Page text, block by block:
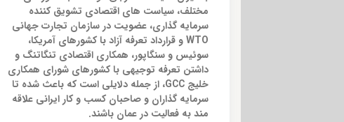
مختلف، سیاست های اقتصادی تشویق کننده
سرمایه گذاری، عضویت در سازمان تجارت جهانی
WTO و قرارداد تعرفه آزاد با کشورهای آمریکا،
سوئیس و سنگاپور، همکاری اقتصادی تنگاتنگ و
داشتن تعرفه توجیهی با کشورهای شورای همکاری
خلیج GCC، از جمله دلایلی است که باعث شده تا
سرمایه گذاران و صاحبان کسب و کار ایرانی علاقه
مند به فعالیت در عمان باشند.